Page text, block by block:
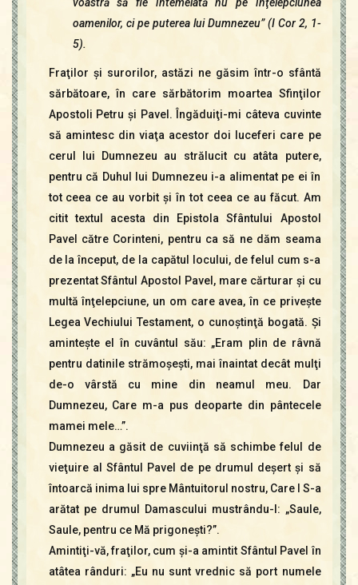
oamenilor, ci pe puterea lui Dumnezeu” (I Cor 2, 1-
5).
Fraţilor şi surorilor, astăzi ne găsim într-o sfântă
sărbătoare, în care sărbătorim moartea Sfinţilor
Apostoli Petru şi Pavel. Îngăduiţi-mi câteva cuvinte
să amintesc din viaţa acestor doi luceferi care pe
cerul lui Dumnezeu au strălucit cu atâta putere,
pentru că Duhul lui Dumnezeu i-a alimentat pe ei în
tot ceea ce au vorbit şi în tot ceea ce au făcut. Am
citit textul acesta din Epistola Sfântului Apostol
Pavel către Corinteni, pentru ca să ne dăm seama
de la început, de la capătul locului, de felul cum s-a
prezentat Sfântul Apostol Pavel, mare cărturar şi cu
multă înţelepciune, un om care avea, în ce priveşte
Legea Vechiului Testament, o cunoştinţă bogată. Şi
aminteşte el în cuvântul său: „Eram plin de râvnă
pentru datinile strămoşeşti, mai înaintat decât mulţi
de-o vârstă cu mine din neamul meu. Dar
Dumnezeu, Care m-a pus deoparte din pântecele
mamei mele…”.
Dumnezeu a găsit de cuviinţă să schimbe felul de
vieţuire al Sfântul Pavel de pe drumul deşert şi să
întoarcă inima lui spre Mântuitorul nostru, Care I S-a
arătat pe drumul Damascului mustrându-l: „Saule,
Saule, pentru ce Mă prigoneşti?”.
Amintiţi-vă, fraţilor, cum şi-a amintit Sfântul Pavel în
atâtea rânduri: „Eu nu sunt vrednic să port numele